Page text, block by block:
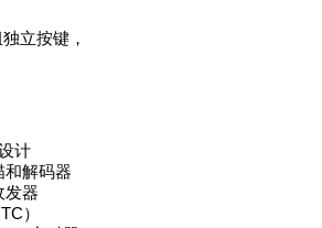
立按键，
计
和解码器
发器
）